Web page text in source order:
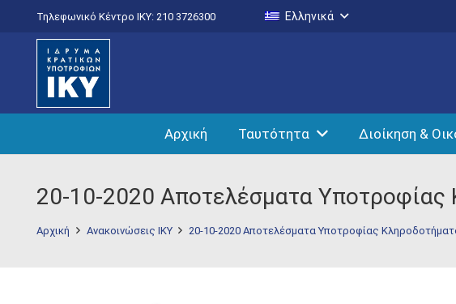
Τηλεφωνικό Κέντρο IKY: 210 3726300 Ελληνικά
Αρχική Ταυτότητα Διοίκηση &
20-10-2020 Αποτελέσματα
Αρχική Ανακοινώσεις ΙΚΥ 20-10-2020 Αποτελέσματα Υποτροφίας